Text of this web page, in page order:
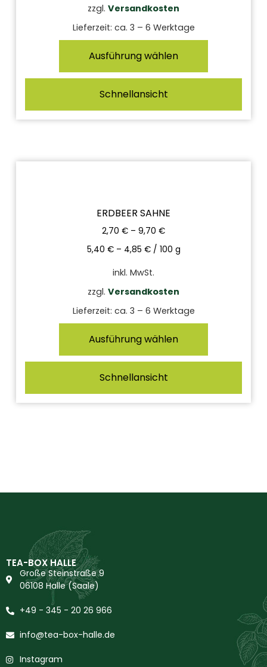
zzgl. Versandkosten
Lieferzeit: ca. 3 – 6 Werktage
Ausführung wählen
Schnellansicht
ERDBEER SAHNE
2,70 € – 9,70 €
5,40 €– 4,85 €/ 100 g
inkl. MwSt.
zzgl. Versandkosten
Lieferzeit: ca. 3 – 6 Werktage
Ausführung wählen
Schnellansicht
TEA-BOX HALLE
Große Steinstraße 9
06108 Halle (Saale)
+49 - 345 - 20 26 966
info@tea-box-halle.de
Instagram